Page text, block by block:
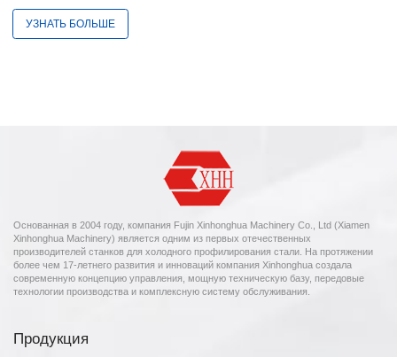
УЗНАТЬ БОЛЬШЕ
Основанная в 2004 году, компания Fujin Xinhonghua Machinery Co., Ltd (Xiamen
Xinhonghua Machinery) является одним из первых отечественных
производителей станков для холодного профилирования стали. На протяжении
более чем 17-летнего развития и инноваций компания Xinhonghua создала
современную концепцию управления, мощную техническую базу, передовые
технологии производства и комплексную систему обслуживания.
Продукция